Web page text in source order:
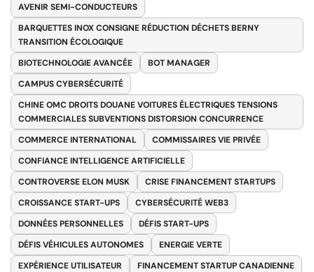
AVENIR SEMI-CONDUCTEURS
BARQUETTES INOX CONSIGNE RÉDUCTION DÉCHETS BERNY
TRANSITION ÉCOLOGIQUE
BIOTECHNOLOGIE AVANCÉE
BOT MANAGER
CAMPUS CYBERSÉCURITÉ
CHINE OMC DROITS DOUANE VOITURES ÉLECTRIQUES TENSIONS
COMMERCIALES SUBVENTIONS DISTORSION CONCURRENCE
COMMERCE INTERNATIONAL
COMMISSAIRES VIE PRIVÉE
CONFIANCE INTELLIGENCE ARTIFICIELLE
CONTROVERSE ELON MUSK
CRISE FINANCEMENT STARTUPS
CROISSANCE START-UPS
CYBERSÉCURITÉ WEB3
DONNÉES PERSONNELLES
DÉFIS START-UPS
DÉFIS VÉHICULES AUTONOMES
ENERGIE VERTE
EXPÉRIENCE UTILISATEUR
FINANCEMENT STARTUP CANADIENNE